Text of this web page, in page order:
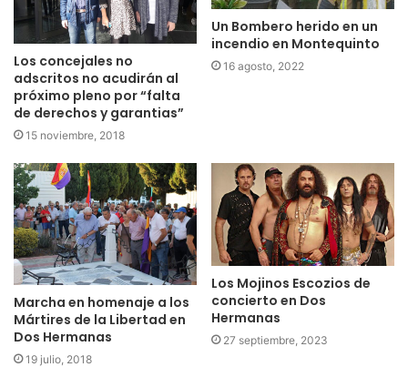
Los concejales no
adscritos no acudirán al
próximo pleno por “falta
de derechos y garantias”
15 noviembre, 2018
Un Bombero herido en un
incendio en Montequinto
16 agosto, 2022
Marcha en homenaje a los
Mártires de la Libertad en
Dos Hermanas
19 julio, 2018
Los Mojinos Escozios de
concierto en Dos
Hermanas
27 septiembre, 2023